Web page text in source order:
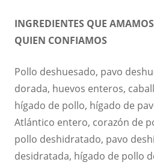
INGREDIENTES QUE
QUIEN CONFIAMOS
Pollo deshuesado, pavo
dorada, huevos enteros,
hígado de pollo, hígado de
Atlántico entero, corazón de
pollo deshidratado, pavo
desidratada, hígado de pollo